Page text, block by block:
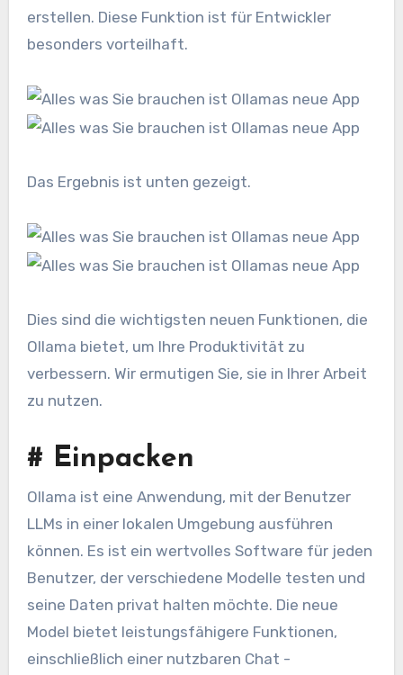
erstellen. Diese Funktion ist für Entwickler
besonders vorteilhaft.
Das Ergebnis ist unten gezeigt.
Dies sind die wichtigsten neuen Funktionen, die
Ollama bietet, um Ihre Produktivität zu
verbessern. Wir ermutigen Sie, sie in Ihrer Arbeit
zu nutzen.
# Einpacken
Ollama ist eine Anwendung, mit der Benutzer
LLMs in einer lokalen Umgebung ausführen
können. Es ist ein wertvolles Software für jeden
Benutzer, der verschiedene Modelle testen und
seine Daten privat halten möchte. Die neue
Model bietet leistungsfähigere Funktionen,
einschließlich einer nutzbaren Chat -